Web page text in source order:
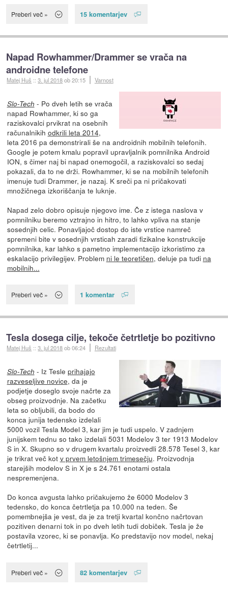
Preberi več » 15 komentarjev
Napad Rowhammer/Drammer se vrača na
androidne telefone
Matej Huš ::3. jul 2018ob 20:15 Varnost
Slo-Tech - Po dveh letih se vrača
napad Rowhammer, ki so ga
raziskovalci prvikrat na osebnih
računalnikih odkrili leta 2014,
leta 2016 pa demonstrirali še na androidnih mobilnih telefonih.
Google je potem kmalu popravil upravljalnik pomnilnika Android
ION, s čimer naj bi napad onemogočil, a raziskovalci so sedaj
pokazali, da to ne drži. Rowhammer, ki se na mobilnih telefonih
imenuje tudi Drammer, je nazaj. K sreči pa ni pričakovati
množičnega izkoriščanja te luknje.
Napad zelo dobro opisuje njegovo ime. Če z istega naslova v
pomnilniku beremo vztrajno in hitro, to lahko vpliva na stanje
sosednjih celic. Ponavljajoč dostop do iste vrstice namreč
spremeni bite v sosednjih vrsticah zaradi fizikalne konstrukcije
pomnilnika, kar lahko s pametno implementacijo izkoristimo za
eskalacijo privilegijev. Problem ni le teoretičen, deluje pa tudi na
mobilnih...
Preberi več » 1 komentar
Tesla dosega cilje, tekoče četrtletje bo pozitivno
Matej Huš ::3. jul 2018ob 06:24 Rezultati
Slo-Tech - Iz Tesle prihajajo
razveseljive novice, da je
podjetje doseglo svoje načrte za
obseg proizvodnje. Na začetku
leta so obljubili, da bodo do
konca junija tedensko izdelali
5000 vozil Tesla Model 3, kar jim je tudi uspelo. V zadnjem
junijskem tednu so tako izdelali 5031 Modelov 3 ter 1913 Modelov
S in X. Skupno so v drugem kvartalu proizvedli 28.578 Tesel 3, kar
je trikrat več kot v prvem letošnjem trimesečju. Proizvodnja
starejših modelov S in X je s 24.761 enotami ostala
nespremenjena.
Do konca avgusta lahko pričakujemo že 6000 Modelov 3
tedensko, do konca četrtletja pa 10.000 na teden. Še
pomembnejša je vest, da je za tretji kvartal končno načrtovan
pozitiven denarni tok in po dveh letih tudi dobiček. Tesla je že
postavila vzorec, ki se ponavlja. Ko predstavijo nov model, nekaj
četrtletij...
Preberi več » 82 komentarjev